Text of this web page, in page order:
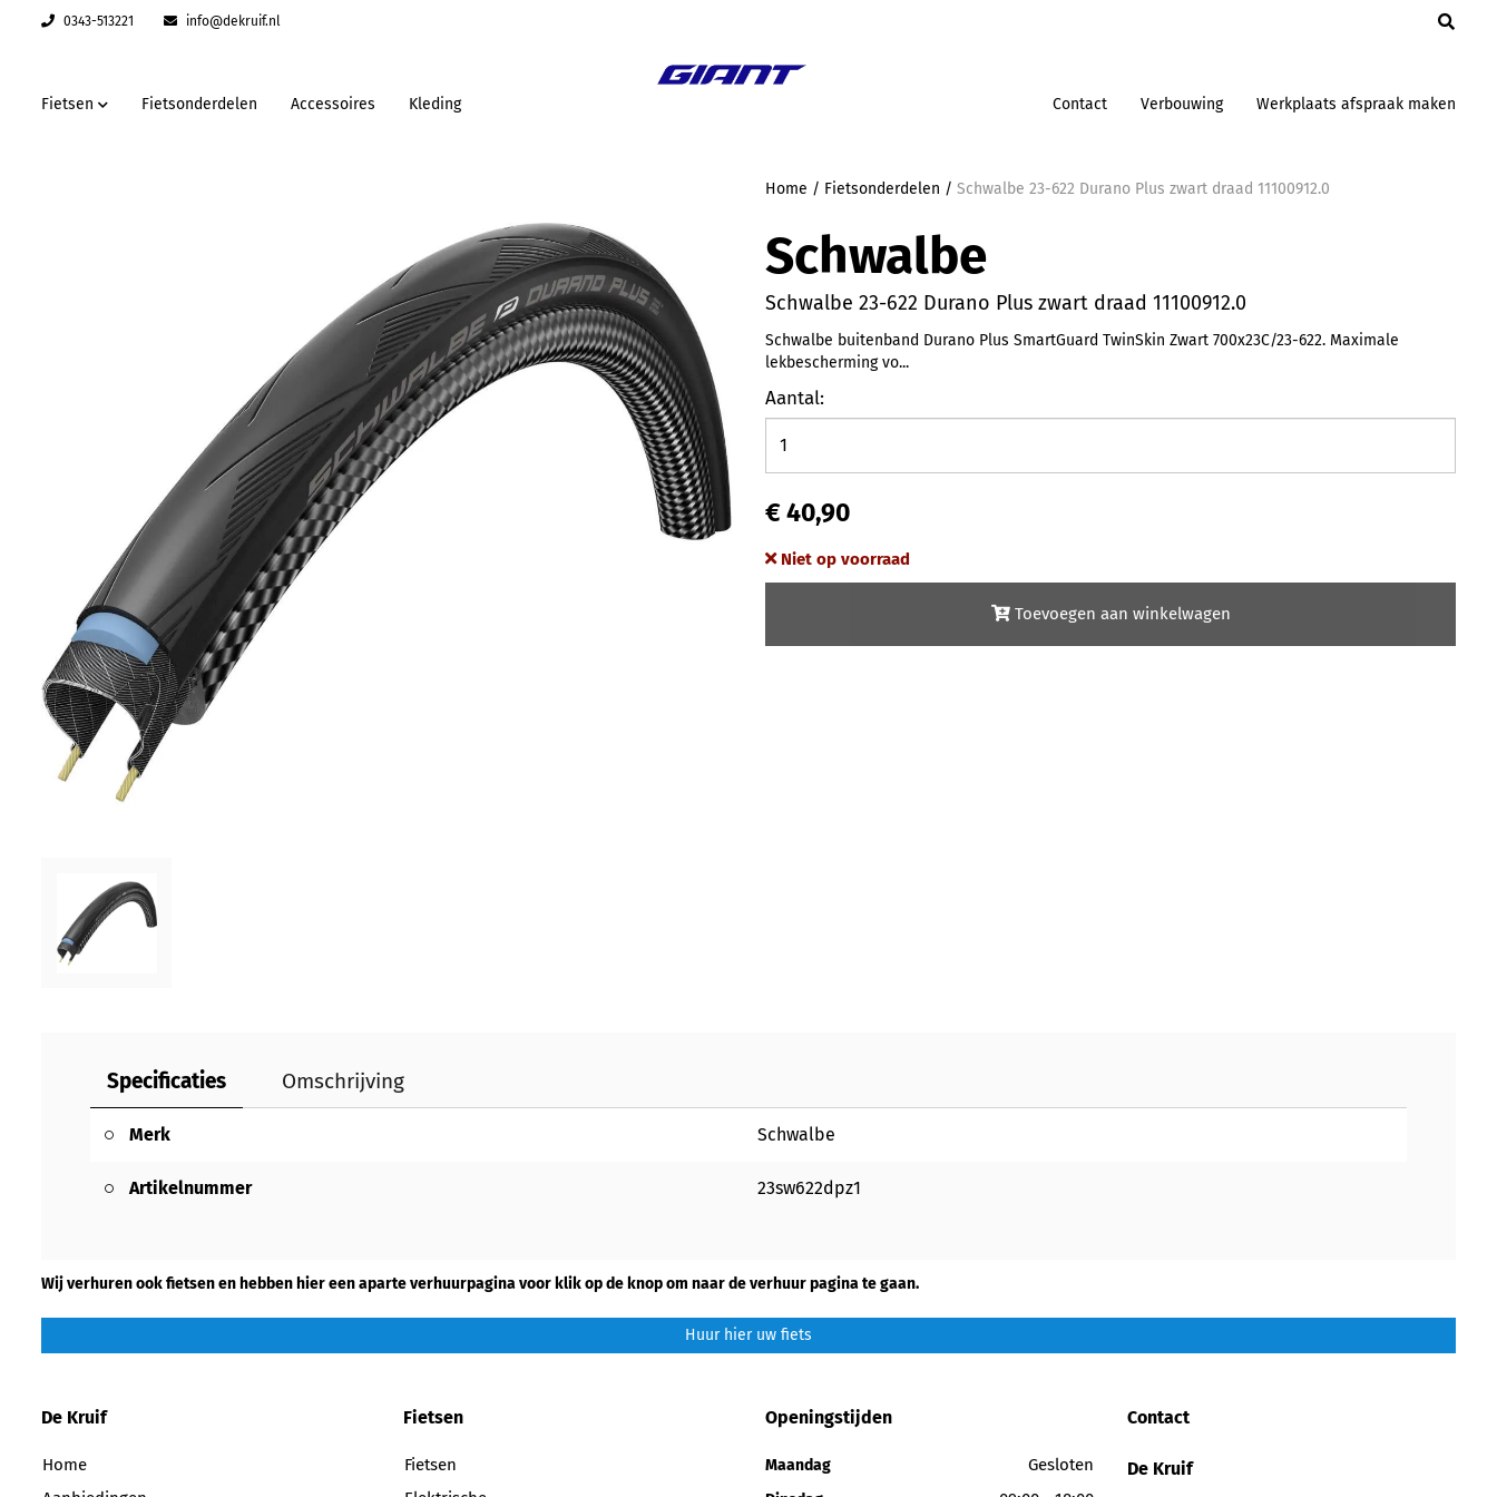
0343-513221 info@dekruif.nl
Fietsen Fietsonderdelen Accessoires Kleding Contact Verbouwing Werkplaats afspraak maken
Home / Fietsonderdelen / Schwalbe 23-622 Durano Plus zwart draad 11100912.0
Schwalbe
Schwalbe 23-622 Durano Plus zwart draad 11100912.0
Schwalbe buitenband Durano Plus SmartGuard TwinSkin Zwart 700x23C/23-622. Maximale
lekbescherming vo...
Aantal:
€ 40,90
Niet op voorraad
Toevoegen aan winkelwagen
Specificaties Omschrijving
Merk Schwalbe
Artikelnummer 23sw622dpz1
Wij verhuren ook fietsen en hebben hier een aparte verhuurpagina voor klik op de knop om naar de verhuur pagina te gaan.
Huur hier uw fiets
De Kruif
Home
Fietsen
Fietsen
Openingstijden
Maandag Gesloten
Contact
De Kruif